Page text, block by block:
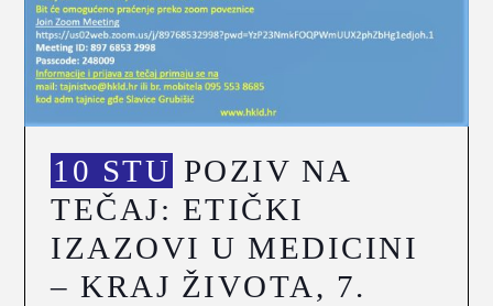
10 STU POZIV NA
TEČAJ: ETIČKI
IZAZOVI U MEDICINI
– KRAJ ŽIVOTA, 7.